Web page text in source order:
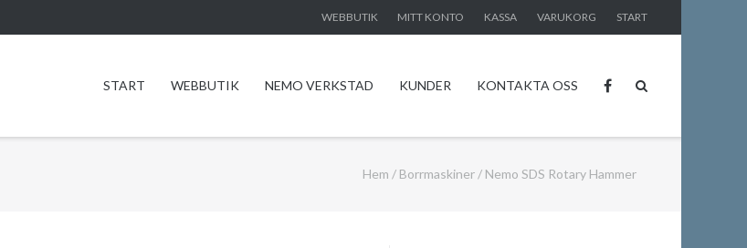
WEBBUTIK MITT KONTO KASSA VARUKORG START
START WEBBUTIK NEMO VERKSTAD KUNDER KONTAKTA OSS
Hem / Borrmaskiner / Nemo SDS Rotary Hammer